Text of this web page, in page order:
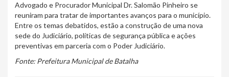
Advogado e Procurador Municipal Dr. Salomão Pinheiro se
reuniram para tratar de importantes avanços para o município.
Entre os temas debatidos, estão a construção de uma nova
sede do Judiciário, políticas de segurança pública e ações
preventivas em parceria com o Poder Judiciário.
Fonte: Prefeitura Municipal de Batalha